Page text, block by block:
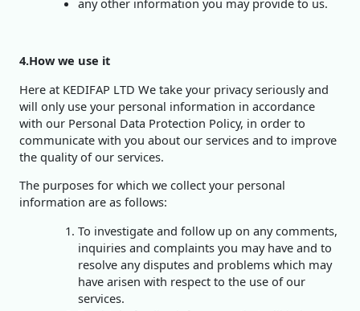
any other information you may provide to us.
4.How we use it
Here at KEDIFAP LTD We take your privacy seriously and
will only use your personal information in accordance
with our Personal Data Protection Policy, in order to
communicate with you about our services and to improve
the quality of our services.
The purposes for which we collect your personal
information are as follows:
To investigate and follow up on any comments,
inquiries and complaints you may have and to
resolve any disputes and problems which may
have arisen with respect to the use of our
services.